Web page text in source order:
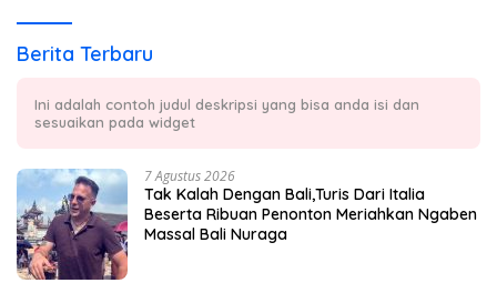
Berita Terbaru
Ini adalah contoh judul deskripsi yang bisa anda isi dan
sesuaikan pada widget
7 Agustus 2026
Tak Kalah Dengan Bali,Turis Dari Italia
Beserta Ribuan Penonton Meriahkan Ngaben
Massal Bali Nuraga